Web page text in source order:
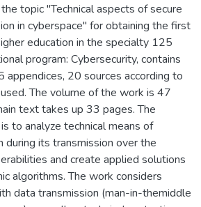
topic "Technical aspects of secure
in cyberspace" for obtaining the first
education in the specialty 125
program: Cybersecurity, contains
appendices, 20 sources according to
The volume of the work is 47
text takes up 33 pages. The
to analyze technical means of
during its transmission over the
and create applied solutions
algorithms. The work considers
data transmission (man-in-themiddle